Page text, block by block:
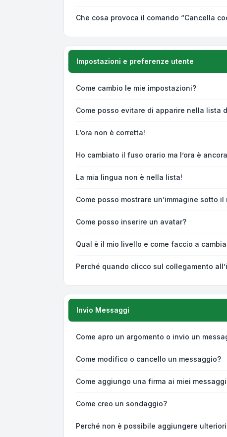
Che cosa provoca il comando “Cancella
Impostazioni e preferenze utente
Come cambio le mie impostazioni?
Come posso evitare di apparire nella lista
L’ora non è corretta!
Ho cambiato il fuso orario ma l’ora è
La mia lingua non è nella lista!
Come posso mostrare un’immagine sotto
Come posso inserire un avatar?
Qual è il mio livello e come faccio a
Perché quando clicco sul collegamento
Invio Messaggi
Come apro un argomento o invio un
Come modifico o cancello un messaggio?
Come aggiungo una firma ai miei
Come creo un sondaggio?
Perché non è possibile aggiungere